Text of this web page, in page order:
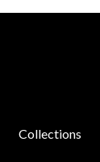
Collections